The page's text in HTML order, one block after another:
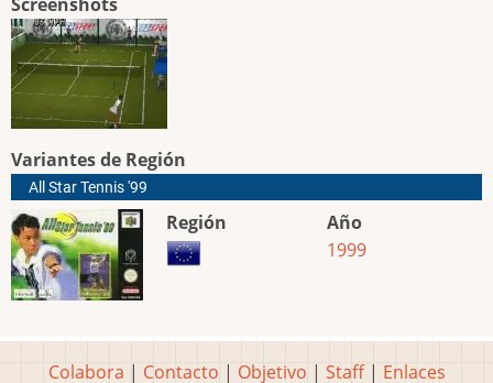
Variantes de Región
All Star Tennis '99
Región
Año
1999
Colabora | Contacto | Objetivo | Staff| Enlaces